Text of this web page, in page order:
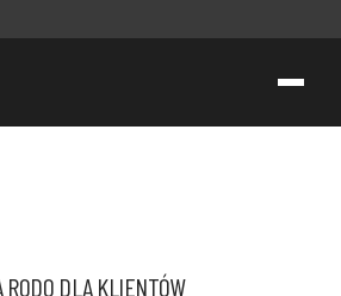
RODO DLA KLIENTÓW